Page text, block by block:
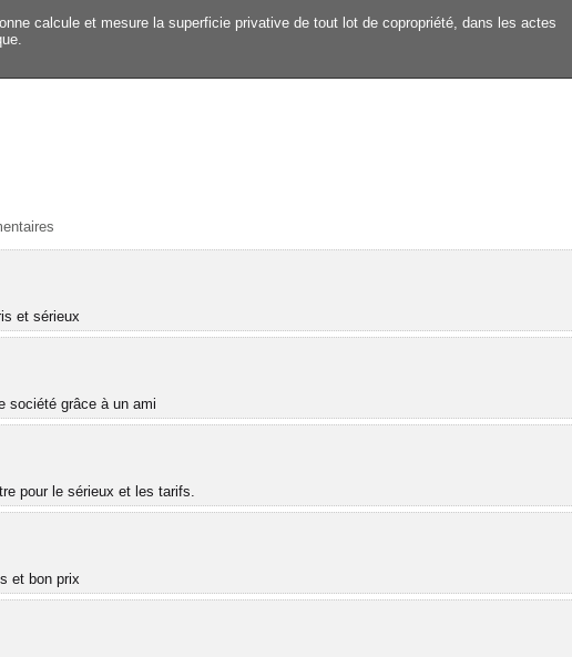
calcule et mesure la superficie privative de tout lot de copropriété, dans les actes
et sérieux
société grâce à un ami
pour le sérieux et les tarifs.
et bon prix